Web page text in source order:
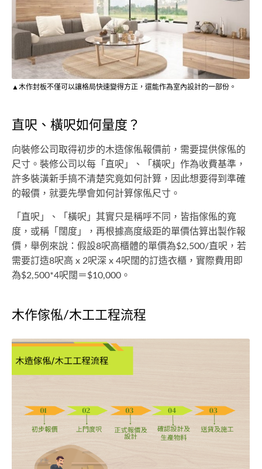
▲木作封板不僅可以讓格局快速變得方正，還能作為室內設計的一部份。
直呎、橫呎如何量度？
向裝修公司取得初步的木造傢俬報價前，需要提供傢俬的
尺寸。裝修公司以每「直呎」、「橫呎」作為收費基準，
許多裝潢新手搞不清楚究竟如何計算，因此想要得到準確
的報價，就要先學會如何計算傢俬尺寸。
「直呎」、「橫呎」其實只是稱呼不同，皆指傢俬的寬
度，或稱「闊度」，再根據高度級距的單價估算出製作報
價，舉例來說：假設8呎高櫃體的單價為$2,500/直呎，若
需要訂造8呎高 x 2呎深 x 4呎闊的訂造衣櫃，實際費用即
為$2,500*4呎闊＝$10,000。
木作傢俬/木工工程流程